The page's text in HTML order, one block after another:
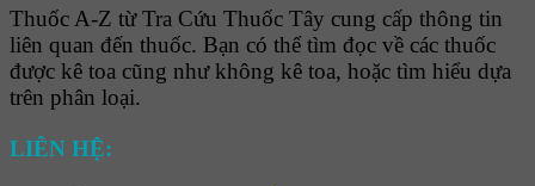
Thuốc A-Z từ Tra Cứu Thuốc Tây cung cấp thông tin
liên quan đến thuốc. Bạn có thể tìm đọc về các thuốc
được kê toa cũng như không kê toa, hoặc tìm hiểu dựa
trên phân loại.
LIÊN HỆ: